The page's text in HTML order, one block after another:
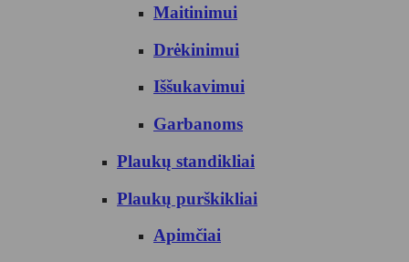
Maitinimui
Drėkinimui
Iššukavimui
Garbanoms
Plaukų standikliai
Plaukų purškikliai
Apimčiai